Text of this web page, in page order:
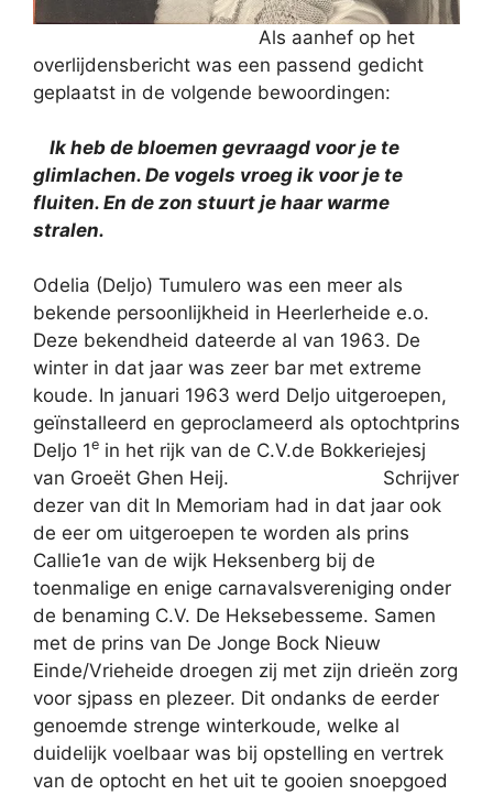
Als aanhef op het
overlijdensbericht was een passend gedicht
geplaatst in de volgende bewoordingen:
Ik heb de bloemen gevraagd voor je te
glimlachen. De vogels vroeg ik voor je te
fluiten. En de zon stuurt je haar warme
stralen.
Odelia (Deljo) Tumulero was een meer als
bekende persoonlijkheid in Heerlerheide e.o.
Deze bekendheid dateerde al van 1963. De
winter in dat jaar was zeer bar met extreme
koude. In januari 1963 werd Deljo uitgeroepen,
geïnstalleerd en geproclameerd als optochtprins
Deljo 1e in het rijk van de C.V.de Bokkeriejesj
van Groeët Ghen Heij.
Schrijver
dezer van dit In Memoriam had in dat jaar ook
de eer om uitgeroepen te worden als prins
Callie1e van de wijk Heksenberg bij de
toenmalige en enige carnavalsvereniging onder
de benaming C.V. De Heksebesseme. Samen
met de prins van De Jonge Bock Nieuw
Einde/Vrieheide droegen zij met zijn drieën zorg
voor sjpass en plezeer. Dit ondanks de eerder
genoemde strenge winterkoude, welke al
duidelijk voelbaar was bij opstelling en vertrek
van de optocht en het uit te gooien snoepgoed